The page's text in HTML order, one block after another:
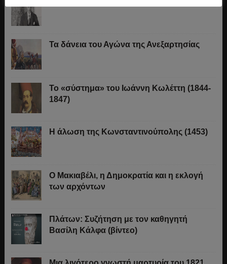
Τα δάνεια του Αγώνα της Ανεξαρτησίας
Το «σύστημα» του Ιωάννη Κωλέττη (1844-
1847)
Η άλωση της Κωνσταντινούπολης (1453)
Ο Μακιαβέλι, η Δημοκρατία και η εκλογή
των αρχόντων
Πλάτων: Συζήτηση με τον καθηγητή
Βασίλη Κάλφα (βίντεο)